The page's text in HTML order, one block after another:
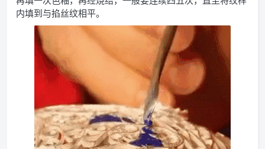
内填到与掐丝纹相平。